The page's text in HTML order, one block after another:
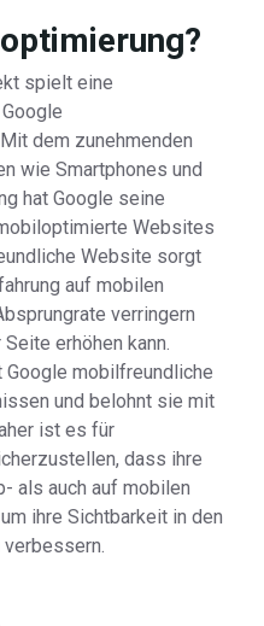
spielt eine
dem zunehmenden
wie Smartphones und
hat Google seine
Websites
Website sorgt
auf mobilen
verringern
erhöhen kann.
Google mobilfreundliche
und belohnt sie mit
ist es für
dass ihre
als auch auf mobilen
ihre Sichtbarkeit in den